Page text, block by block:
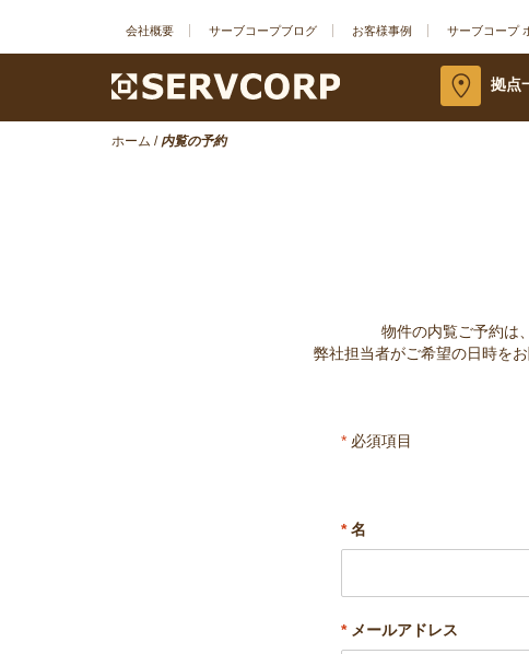
会社概要 サーブコープブログ お客様事例 サーブコープ
拠点
ホーム / 内覧の予約
物件の内覧ご予約は
弊社担当者がご希望の日時を
*必須項目
*名
*メールアドレス